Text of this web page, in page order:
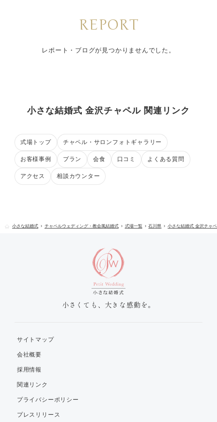
REPORT
レポート・ブログが見つかりませんでした。
小さな結婚式 金沢チャペル 関連リンク
式場トップ チャペル・サロンフォトギャラリー
お客様事例 プラン 会食 口コミ よくある質問
アクセス 相談カウンター
小さな結婚式 チャペルウェディング・教会風結婚式 式場一覧 石川県 小さな結婚式 金沢チャ
小さくても、大きな感動を。
サイトマップ
会社概要
採用情報
関連リンク
プライバシーポリシー
プレスリリース